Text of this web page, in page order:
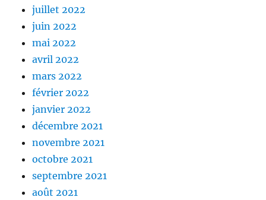
juillet 2022
juin 2022
mai 2022
avril 2022
mars 2022
février 2022
janvier 2022
décembre 2021
novembre 2021
octobre 2021
septembre 2021
août 2021